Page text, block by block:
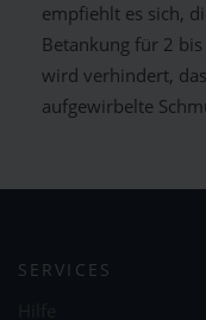
empfiehlt es sich,
Betankung für 2
wird verhindert,
aufgewirbelte
SERVICES